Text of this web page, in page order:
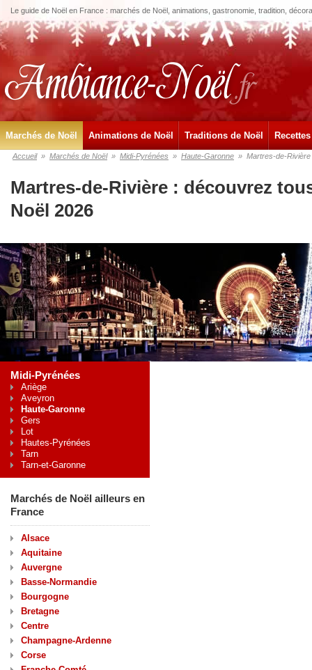
Le guide de Noël en France : marchés de Noël, animations, gastronomie, tradition,
Marchés de Noël Animations de Noël Traditions de Noël
Accueil » Marchés de Noël » Midi-Pyrénées » Haute-Garonne » Martres-de-Rivière
Martres-de-Rivière : découvrez
Noël 2026
Midi-Pyrénées
Ariège
Aveyron
Haute-Garonne
Gers
Lot
Hautes-Pyrénées
Tarn
Tarn-et-Garonne
Marchés de Noël ailleurs en
France
Alsace
Aquitaine
Auvergne
Basse-Normandie
Bourgogne
Bretagne
Centre
Champagne-Ardenne
Corse